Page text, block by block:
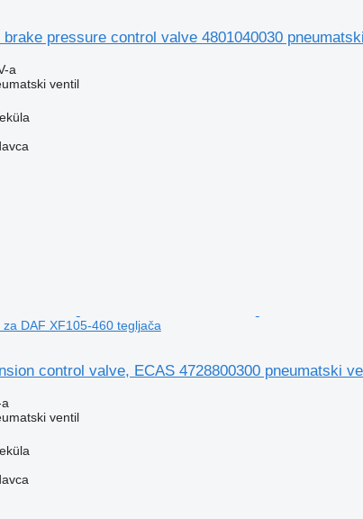
brake pressure control valve 4801040030
a
ventil
DAF XF105-460 tegljača
control valve, ECAS 4728800300 pneumatski
ventil